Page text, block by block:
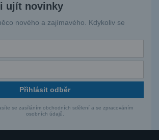
ujít novinky
nového a zajímavého. Kdykoliv se
Přihlásit odběr
se zasíláním obchodních sdělení a se zpracováním
osobních údajů.